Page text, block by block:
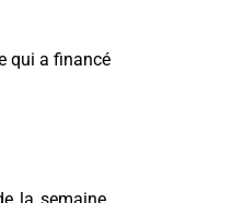
qui a financé